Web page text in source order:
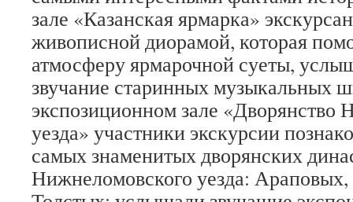
зале «Казанская ярмарка»
живописной диорамой, которая
атмосферу ярмарочной суеты,
звучание старинных музыкальных
экспозиционном зале «Дворянство
уезда» участники экскурсии
самых знаменитых дворянских
Нижнеломовского уезда: